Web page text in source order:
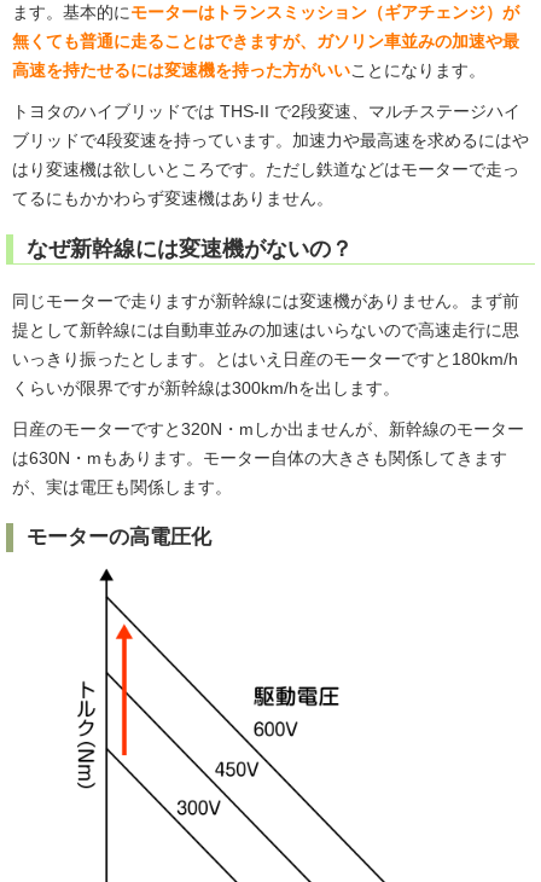
ます。基本的にモーターはトランスミッション（ギアチェンジ）が
無くても普通に走ることはできますが、ガソリン車並みの加速や最
高速を持たせるには変速機を持った方がいいことになります。
トヨタのハイブリッドでは THS-II で2段変速、マルチステージハイ
ブリッドで4段変速を持っています。加速力や最高速を求めるにはや
はり変速機は欲しいところです。ただし鉄道などはモーターで走っ
てるにもかかわらず変速機はありません。
なぜ新幹線には変速機がないの？
同じモーターで走りますが新幹線には変速機がありません。まず前
提として新幹線には自動車並みの加速はいらないので高速走行に思
いっきり振ったとします。とはいえ日産のモーターですと180km/h
くらいが限界ですが新幹線は300km/hを出します。
日産のモーターですと320N・mしか出ませんが、新幹線のモーター
は630N・mもあります。モーター自体の大きさも関係してきます
が、実は電圧も関係します。
モーターの高電圧化